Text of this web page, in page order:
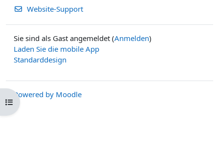
Kursindex öffnen
Website-Support
Sie sind als Gast angemeldet (Anmelden)
Laden Sie die mobile App
Standarddesign
Powered by Moodle